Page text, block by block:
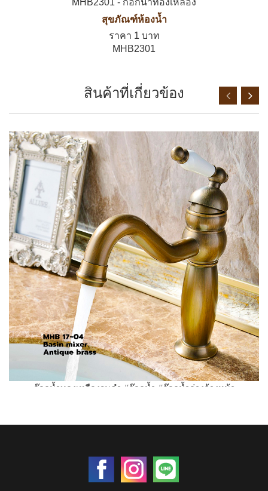
MHB2301 - ก๊อกน้ำทองเหลือง
สุขภัณฑ์ห้องน้ำ
ราคา 1 บาท
MHB2301
สินค้าที่เกี่ยวข้อง
ก๊อกน้ำทองเหลืองรมดำ #ก๊อกน้ำ #ก๊อกน้ำอ่างล้างหน้า